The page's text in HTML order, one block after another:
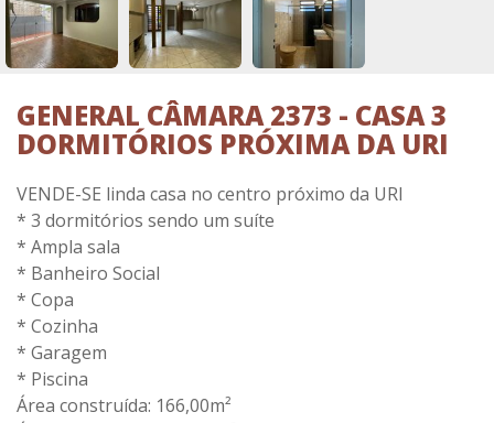
GENERAL CÂMARA 2373 - CASA 3
DORMITÓRIOS PRÓXIMA DA URI
VENDE-SE linda casa no centro próximo da URI
* 3 dormitórios sendo um suíte
* Ampla sala
* Banheiro Social
* Copa
* Cozinha
* Garagem
* Piscina
Área construída: 166,00m²